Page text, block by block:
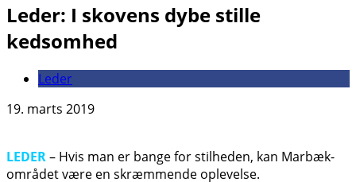
Leder: I skovens dybe stille
kedsomhed
Leder
19. marts 2019
LEDER– Hvis man er bange for stilheden, kan Marbæk-
området være en skræmmende oplevelse.